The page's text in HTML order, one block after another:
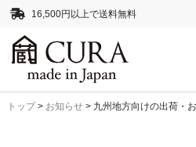
16,500円以上で送料無料
クリーニングアイテム
トップ> お知らせ> 九州地方向けの出荷・